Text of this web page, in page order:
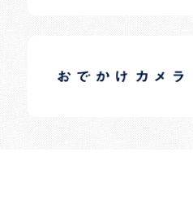
日常の様子など随時更新中です。